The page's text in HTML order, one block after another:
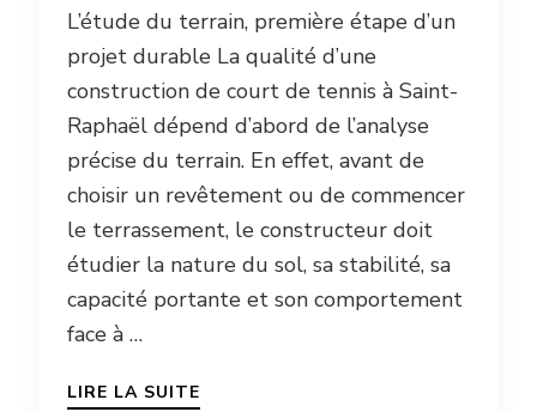
L’étude du terrain, première étape d’un
projet durable La qualité d’une
construction de court de tennis à Saint-
Raphaël dépend d’abord de l’analyse
précise du terrain. En effet, avant de
choisir un revêtement ou de commencer
le terrassement, le constructeur doit
étudier la nature du sol, sa stabilité, sa
capacité portante et son comportement
face à …
LIRE LA SUITE